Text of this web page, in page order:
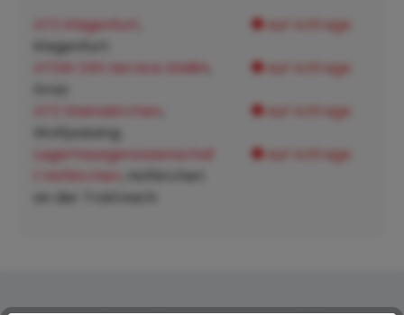
ATZ Klagenfurt
Klagenfurt:
auf Anfrage
ATSW 24h Service GMBH auf Anfrage
ATZ Steinakirchen
Wolfpassing:
auf Anfrage
Lagerhausgenossenschaf
t Hofkirchen
, Hofkirchen
an der Trattnach:
auf Anfrage